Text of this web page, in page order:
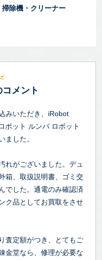
掃除機・クリーナー
メント
みいただき、iRobot
ボット ルンバ ロボット
ました。
れがございました。デュ
箱、取扱説明書、ゴミ交
でした。通電のみ確認済
ク品としてお買取をさせ
査定額がつき、とてもご
金堂なら、修理が必要な